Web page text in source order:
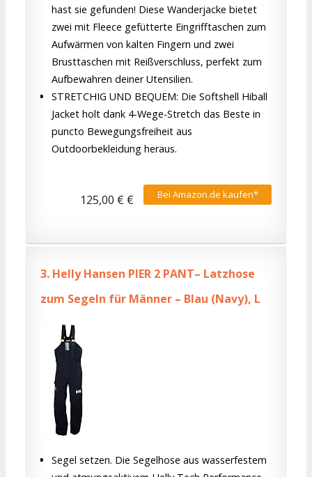
hast sie gefunden! Diese Wanderjacke bietet
zwei mit Fleece gefütterte Eingrifftaschen zum
Aufwärmen von kalten Fingern und zwei
Brusttaschen mit Reißverschluss, perfekt zum
Aufbewahren deiner Utensilien.
STRETCHIG UND BEQUEM: Die Softshell Hiball
Jacket holt dank 4-Wege-Stretch das Beste in
puncto Bewegungsfreiheit aus
Outdoorbekleidung heraus.
Bei Amazon.de kaufen*
125,00 € €
3. Helly Hansen PIER 2 PANT– Latzhose
zum Segeln für Männer – Blau (Navy), L
Segel setzen. Die Segelhose aus wasserfestem